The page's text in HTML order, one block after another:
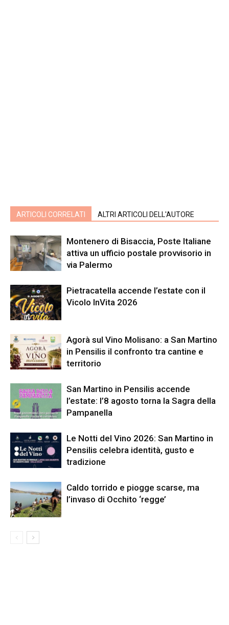
ARTICOLI CORRELATI ALTRI ARTICOLI DELL'AUTORE
Montenero di Bisaccia, Poste Italiane
attiva un ufficio postale provvisorio in
via Palermo
Pietracatella accende l’estate con il
Vicolo InVita 2026
Agorà sul Vino Molisano: a San Martino
in Pensilis il confronto tra cantine e
territorio
San Martino in Pensilis accende
l’estate: l’8 agosto torna la Sagra della
Pampanella
Le Notti del Vino 2026: San Martino in
Pensilis celebra identità, gusto e
tradizione
Caldo torrido e piogge scarse, ma
l’invaso di Occhito ‘regge’